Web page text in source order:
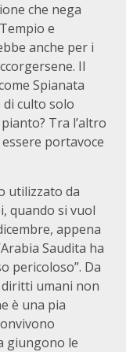
che nega
e
anche per i
Il
Spianata
culto solo
Tra l’altro
essere portavoce
utilizzato da
quando si vuol
appena
Saudita ha
pericoloso”. Da
diritti umani non
è una pia
giungono le